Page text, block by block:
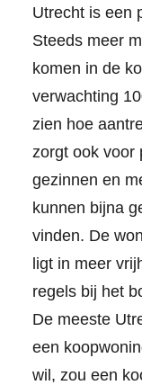
Utrecht is een
Steeds meer
komen in de
verwachting
zien hoe
zorgt ook voor
gezinnen en
kunnen bijna
vinden. De
ligt in meer
regels bij het
De meeste
een
wil, zou een